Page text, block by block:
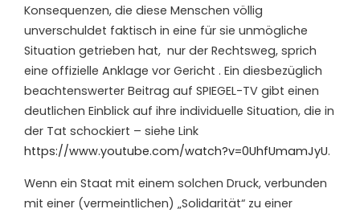
Konsequenzen, die diese Menschen völlig
unverschuldet faktisch in eine für sie unmögliche
Situation getrieben hat, nur der Rechtsweg, sprich
eine offizielle Anklage vor Gericht . Ein diesbezüglich
beachtenswerter Beitrag auf SPIEGEL-TV gibt einen
deutlichen Einblick auf ihre individuelle Situation, die in
der Tat schockiert – siehe Link
https://www.youtube.com/watch?v=0UhfUmamJyU.
Wenn ein Staat mit einem solchen Druck, verbunden
mit einer (vermeintlichen) „Solidarität“ zu einer